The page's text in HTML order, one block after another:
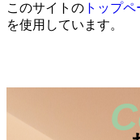
このサイトの トップペ
を使用しています。